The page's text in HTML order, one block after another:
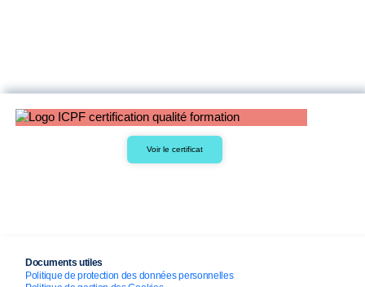
Voir le certificat
Documents utiles
Politique de protection des données personnelles